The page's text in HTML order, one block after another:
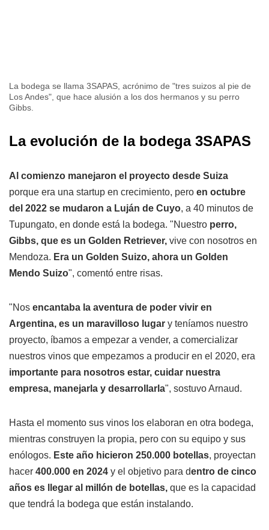
La bodega se llama 3SAPAS, acrónimo de "tres suizos al pie de
Los Andes", que hace alusión a los dos hermanos y su perro
Gibbs.
La evolución de la bodega 3SAPAS
Al comienzo manejaron el proyecto desde Suiza
porque era una startup en crecimiento, pero en octubre
del 2022 se mudaron a Luján de Cuyo, a 40 minutos de
Tupungato, en donde está la bodega. "Nuestro perro,
Gibbs, que es un Golden Retriever, vive con nosotros en
Mendoza. Era un Golden Suizo, ahora un Golden
Mendo Suizo", comentó entre risas.
"Nos encantaba la aventura de poder vivir en
Argentina, es un maravilloso lugar y teníamos nuestro
proyecto, íbamos a empezar a vender, a comercializar
nuestros vinos que empezamos a producir en el 2020, era
importante para nosotros estar, cuidar nuestra
empresa, manejarla y desarrollarla", sostuvo Arnaud.
Hasta el momento sus vinos los elaboran en otra bodega,
mientras construyen la propia, pero con su equipo y sus
enólogos. Este año hicieron 250.000 botellas, proyectan
hacer 400.000 en 2024 y el objetivo para dentro de cinco
años es llegar al millón de botellas, que es la capacidad
que tendrá la bodega que están instalando.